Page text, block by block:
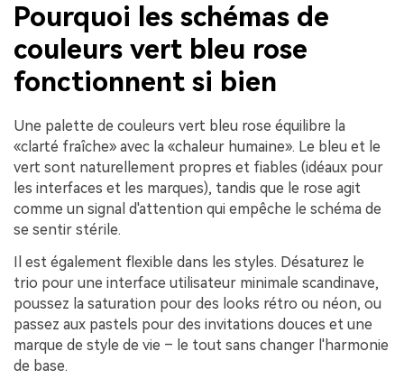
Pourquoi les schémas de
couleurs vert bleu rose
fonctionnent si bien
Une palette de couleurs vert bleu rose équilibre la
«clarté fraîche» avec la «chaleur humaine». Le bleu et le
vert sont naturellement propres et fiables (idéaux pour
les interfaces et les marques), tandis que le rose agit
comme un signal d'attention qui empêche le schéma de
se sentir stérile.
Il est également flexible dans les styles. Désaturez le
trio pour une interface utilisateur minimale scandinave,
poussez la saturation pour des looks rétro ou néon, ou
passez aux pastels pour des invitations douces et une
marque de style de vie – le tout sans changer l'harmonie
de base.